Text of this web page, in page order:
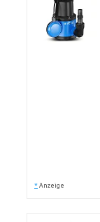
* Anzeige